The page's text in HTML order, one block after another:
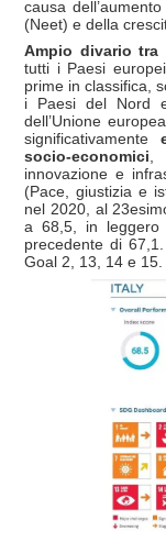
causa
(Neet) e della
Ampio divario tra
tutti i Paesi
prime in classifica,
i Paesi del Nord
dell’Unione
significativamente
socio-economici
innovazione e
(Pace, giustizia e
nel 2020, al
a 68,5, in leggero
precedente di
Goal 2, 13, 14 e 15.